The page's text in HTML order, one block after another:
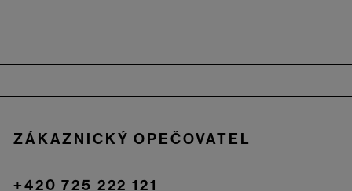
ZÁKAZNICKÝ OPEČOVATEL
+420 725 222 121